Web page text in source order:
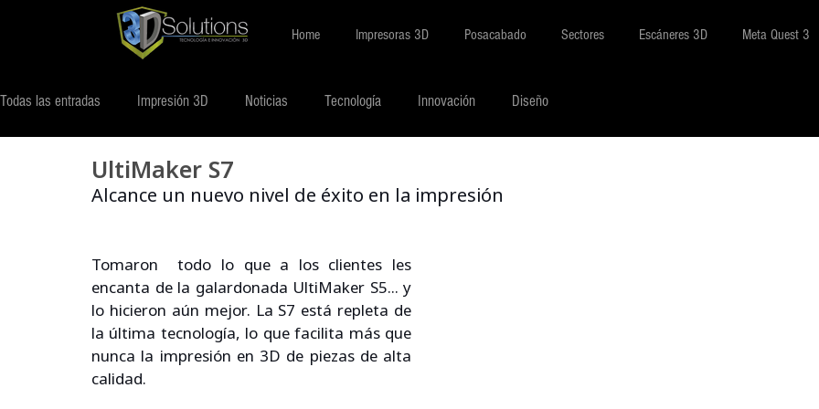
Home Impresoras 3D Posacabado Sectores Escáneres 3D Meta Quest 3
Todas las entradas Impresión 3D Noticias Tecnología Innovación Diseño
UltiMaker S7
Alcance un nuevo nivel de éxito en la impresión
Tomaron  todo lo que a los clientes les
encanta de la galardonada UltiMaker S5... y
lo hicieron aún mejor. La S7 está repleta de
la última tecnología, lo que facilita más que
nunca la impresión en 3D de piezas de alta
calidad.